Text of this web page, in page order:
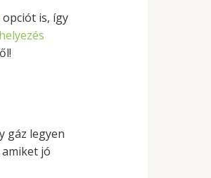
opciót is, így
gáz legyen
jó